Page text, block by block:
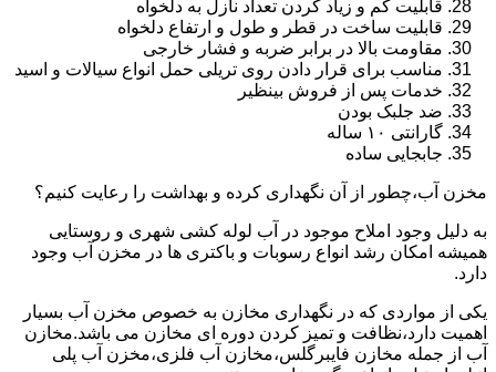
قابلیت کم و زیاد کردن تعداد نازل به دلخواه
قابلیت ساخت در قطر و طول و ارتفاع دلخواه
مقاومت بالا در برابر ضربه و فشار خارجی
مناسب برای قرار دادن روی تریلی حمل انواع سیالات و اسید
خدمات پس از فروش بینظیر
ضد جلبک بودن
گارانتی ۱۰ ساله
جابجایی ساده
مخزن آب،چطور از آن نگهداری کرده و بهداشت را رعایت کنیم؟
به دلیل وجود املاح موجود در آب لوله کشی شهری و روستایی
همیشه امکان رشد انواع رسوبات و باکتری ها در مخزن آب وجود
دارد.
یکی از مواردی که در نگهداری مخازن به خصوص مخزن آب بسیار
اهمیت دارد،نظافت و تمیز کردن دوره ای مخازن می باشد.مخازن
آب از جمله مخازن فایبرگلس،مخازن آب فلزی،مخزن آب پلی